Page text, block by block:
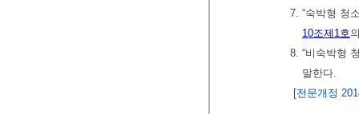
7. “숙박형 청
10조제1호
8. “비숙박형
말한다.
[전문개정